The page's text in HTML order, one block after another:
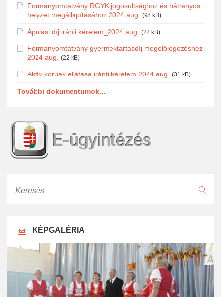
Formanyomtatvány RGYK jogosultsághoz és hátrányos
helyzet megállapításához 2024 aug.
(98 kB)
Ápolási díj iránti kérelem_2024 aug. (22 kB)
Formanyomtatvány gyermektartásdíj megelőlegezéshez
2024 aug.
(22 kB)
Aktív korúak ellátása iránti kérelem 2024 aug. (31 kB)
További dokumentumok...
KÉPGALÉRIA